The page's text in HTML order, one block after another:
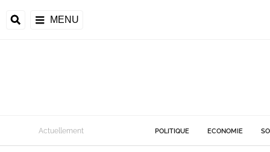
MENU
Actuellement POLITIQUE ECONOMIE